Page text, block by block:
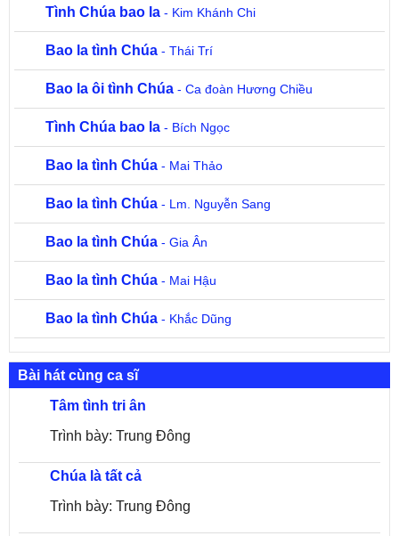
Tình Chúa bao la - Kim Khánh Chi
Bao la tình Chúa - Thái Trí
Bao la ôi tình Chúa - Ca đoàn Hương Chiều
Tình Chúa bao la - Bích Ngọc
Bao la tình Chúa - Mai Thảo
Bao la tình Chúa - Lm. Nguyễn Sang
Bao la tình Chúa - Gia Ân
Bao la tình Chúa - Mai Hậu
Bao la tình Chúa - Khắc Dũng
Bài hát cùng ca sĩ
Tâm tình tri ân
Trình bày: Trung Đông
Chúa là tất cả
Trình bày: Trung Đông